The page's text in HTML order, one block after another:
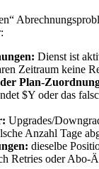
Dienst ist
Zeitraum keine
$Y oder das
Upgrades/
Anzahl Tage
dieselbe
Retries oder